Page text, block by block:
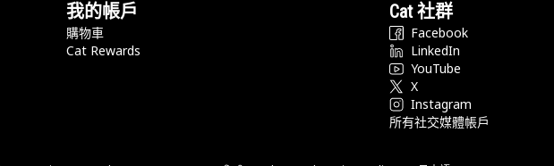
我的帳戶
購物車
Cat Rewards
Cat 社群
Facebook
LinkedIn
YouTube
X
Instagram
所有社交媒體帳戶